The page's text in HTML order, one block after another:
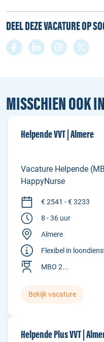
DEEL DEZE VACATURE OP
MISSCHIEN OOK
Helpende VVT | Almere
Vacature Helpende
HappyNurse
€ 2541 - € 3233
8 - 36 uur
Almere
Flexibel in
MBO 2...
Bekijk vacature
Helpende Plus VVT |